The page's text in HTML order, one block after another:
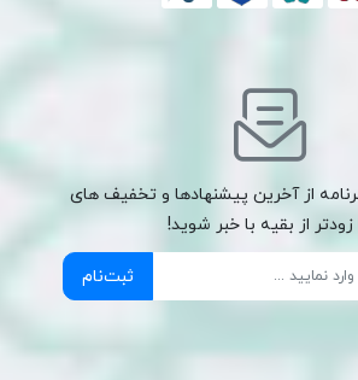
از آخرین پیشنهادها و تخفیف های
زودتر از بقیه با خبر شوید!
ثبت‌نام